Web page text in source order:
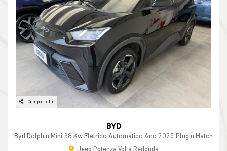
Compartilhe
BYD
Byd Dolphin Mini 38 Kw Eletrico Automatico Ano 2025 Plugin Hatch
Jeep Potenza Volta Redonda
R$ 104.990,00
60.622 km 2024/2025